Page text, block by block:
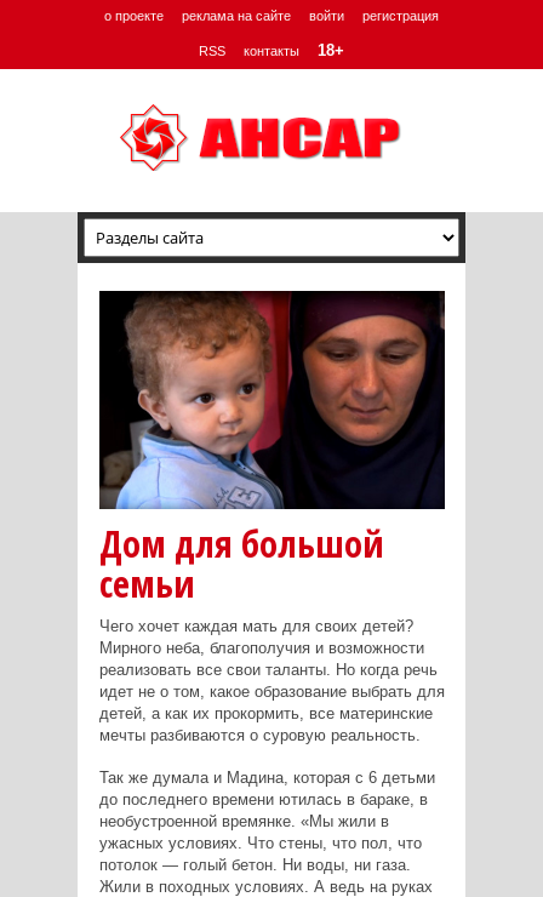
о проекте реклама на сайте войти регистрация
RSS контакты 18+
Дом для большой
семьи
Чего хочет каждая мать для своих детей?
Мирного неба, благополучия и возможности
реализовать все свои таланты. Но когда речь
идет не о том, какое образование выбрать для
детей, а как их прокормить, все материнские
мечты разбиваются о суровую реальность.
Так же думала и Мадина, которая с 6 детьми
до последнего времени ютилась в бараке, в
необустроенной времянке. «Мы жили в
ужасных условиях. Что стены, что пол, что
потолок — голый бетон. Ни воды, ни газа.
Жили в походных условиях. А ведь на руках